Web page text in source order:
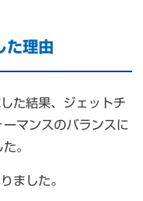
た理由
た結果、ジェットチ
マンスのバランスに
。
ました。